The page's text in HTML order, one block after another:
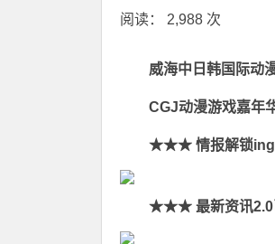
阅读： 2,988 次
威海中日韩国际动
CGJ动漫游戏嘉年
★★★ 情报解锁
★★★ 最新资讯